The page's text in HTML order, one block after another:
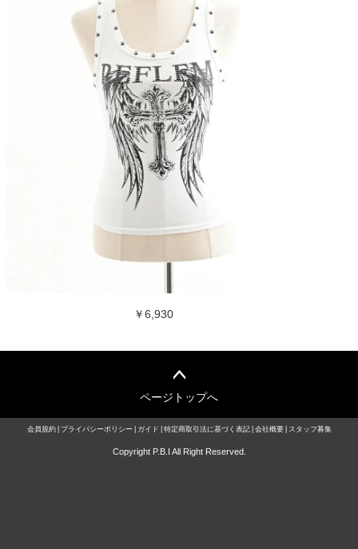
￥6,930
ページトップへ
会員規約 プライバシーポリシー ガイド 特定商取引法に基づく表記 会社概要 スタッフ募集
Copyright P.B.I All Right Reserved.